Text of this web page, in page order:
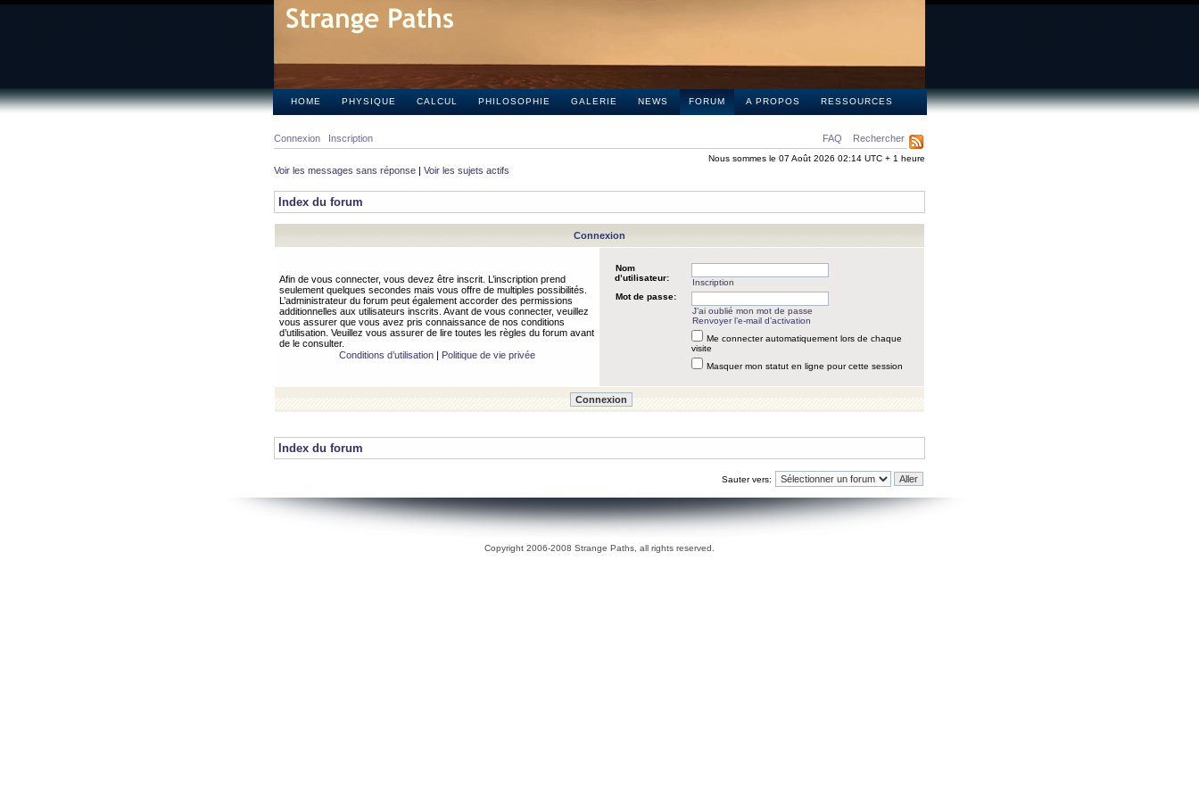
HOME PHYSIQUE CALCUL PHILOSOPHIE GALERIE NEWS FORUM A PROPOS RESSOURCES
FAQ Rechercher
Connexion Inscription
Nous sommes le 07 Août 2026 02:14 UTC + 1 heure
Voir les messages sans réponse | Voir les sujets actifs
Index du forum
Connexion
Afin de vous connecter, vous devez être inscrit. L’inscription prend
seulement quelques secondes mais vous offre de multiples possibilités.
L’administrateur du forum peut également accorder des permissions
additionnelles aux utilisateurs inscrits. Avant de vous connecter, veuillez
vous assurer que vous avez pris connaissance de nos conditions
d’utilisation. Veuillez vous assurer de lire toutes les règles du forum avant
de le consulter.
Conditions d’utilisation| Politique de vie privée
Nom
d’utilisateur:
Inscription
Mot de passe:
J’ai oublié mon mot de passe
Renvoyer l’e-mail d’activation
Me connecter automatiquement lors de chaque
visite
Masquer mon statut en ligne pour cette session
Index du forum
Sauter vers:
Copyright 2006-2008 Strange Paths, all rights reserved.